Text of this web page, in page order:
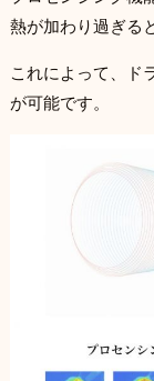
熱が加わり過ぎる
これによって、ド
が可能です。